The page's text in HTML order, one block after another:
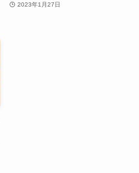
2023年1月27日